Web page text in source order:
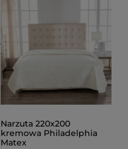
Narzuta 220x200
kremowa Philadelphia
Matex